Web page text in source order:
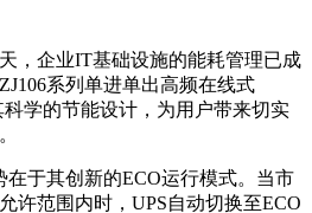
，企业IT基础设施的能耗管理已成
系列单进单出高频在线式
学的节能设计，为用户带来切实
在于其创新的ECO运行模式。当市
许范围内时，UPS自动切换至ECO